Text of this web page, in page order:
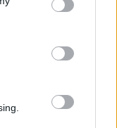
priešas, - sako
- Galite sveikai
bet jei patiriate
kvėpavimui